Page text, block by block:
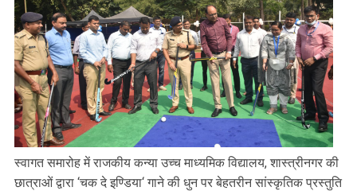
स्वागत समारोह में राजकीय कन्या उच्च माध्यमिक विद्यालय, शास्त्रीनगर की
छात्राओं द्वारा ‘चक दे इण्डिया‘ गाने की धुन पर बेहतरीन सांस्कृतिक प्रस्तुति